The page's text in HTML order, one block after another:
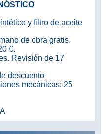
y filtro de aceite
de obra gratis.
€.
Revisión de 17
descuento
mecánicas: 25